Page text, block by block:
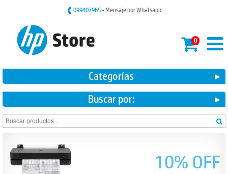
099407965- Mensaje por Whatsapp
0
Categorías
Buscar por:
10% OFF